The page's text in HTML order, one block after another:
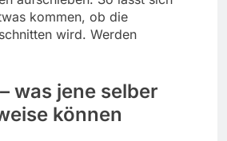
kommen, ob die
wird. Werden
was jene selber
können